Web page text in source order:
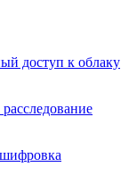
доступ к облаку